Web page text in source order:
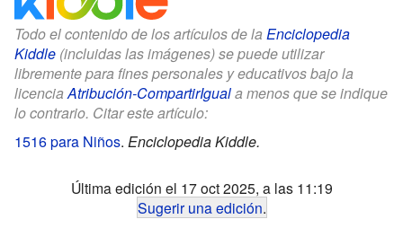
Todo el contenido de los artículos de la Enciclopedia
Kiddle (incluidas las imágenes) se puede utilizar
libremente para fines personales y educativos bajo la
licenciaAtribución-CompartirIguala menos que se indique
lo contrario. Citar este artículo:
1516 para Niños. Enciclopedia Kiddle.
Última edición el 17 oct 2025, a las 11:19
Sugerir una edición.